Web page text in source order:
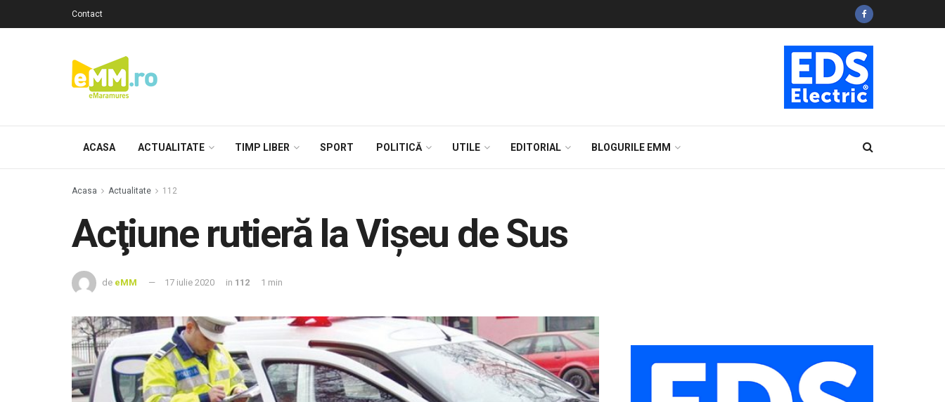
Contact
ACASA ACTUALITATE TIMP LIBER SPORT POLITICĂ UTILE EDITORIAL BLOGURILE EMM
Acasa Actualitate 112
Acţiune rutieră la Vișeu de Sus
de eMM 17 iulie 2020 in 112 1 min